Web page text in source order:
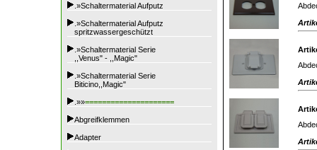
.»Schaltermaterial Aufputz
.»Schaltermaterial Aufputz
spritzwassergeschützt
.»Schaltermaterial Serie
,,Venus" - ,,Magic"
.»Schaltermaterial Serie
Biticino,,Magic"
.»»=====================
Abgreifklemmen
Adapter